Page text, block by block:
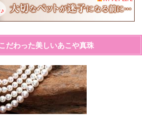
だわった美しいあこや真珠